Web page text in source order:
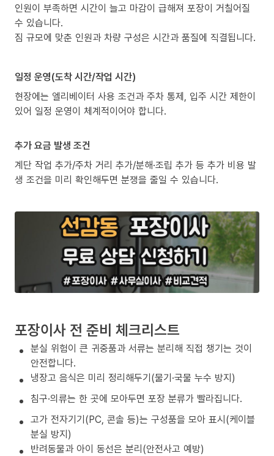
인원이 부족하면 시간이 늘고 마감이 급해져 포장이 거칠어질
수 있습니다.
짐 규모에 맞춘 인원과 차량 구성은 시간과 품질에 직결됩니다.
일정 운영(도착 시간/작업 시간)
현장에는 엘리베이터 사용 조건과 주차 통제, 입주 시간 제한이
있어 일정 운영이 체계적이어야 합니다.
추가 요금 발생 조건
계단 작업 추가/주차 거리 추가/분해·조립 추가 등 추가 비용 발
생 조건을 미리 확인해두면 분쟁을 줄일 수 있습니다.
포장이사 전 준비 체크리스트
분실 위험이 큰 귀중품과 서류는 분리해 직접 챙기는 것이
안전합니다.
냉장고 음식은 미리 정리해두기(물기·국물 누수 방지)
침구·의류는 한 곳에 모아두면 포장 분류가 빨라집니다.
고가 전자기기(PC, 콘솔 등)는 구성품을 모아 표시(케이블
분실 방지)
반려동물과 아이 동선은 분리(안전사고 예방)